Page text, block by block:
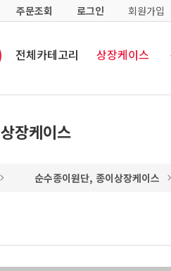
주문조회 로그인 회원가입
전체카테고리 상장케이스
상장케이스
순수종이원단, 종이상장케이스